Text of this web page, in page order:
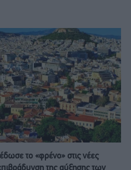
το «φρένο» στις νέες
της αύξησης των